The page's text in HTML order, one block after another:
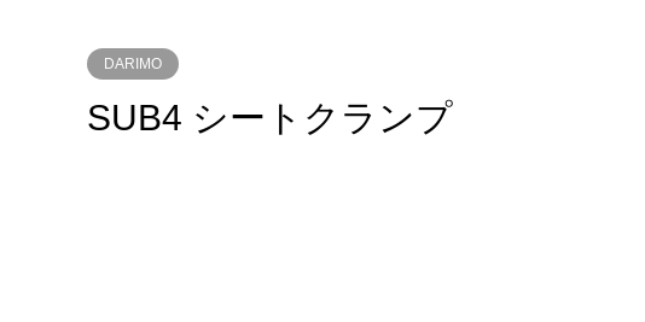
DARIMO
SUB4 シートクランプ